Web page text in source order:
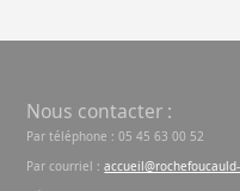
Nous contacter :
Par téléphone : 05 45 63 00 52
Par courriel :